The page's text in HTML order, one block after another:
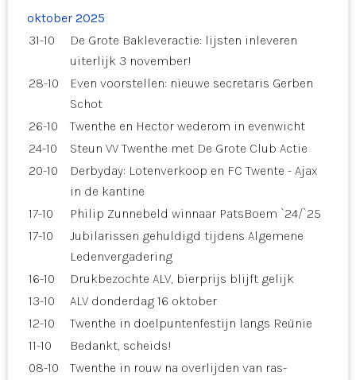
oktober 2025
31-10
De Grote Bakleveractie: lijsten inleveren
uiterlijk 3 november!
28-10
Even voorstellen: nieuwe secretaris Gerben
Schot
26-10
Twenthe en Hector wederom in evenwicht
24-10
Steun VV Twenthe met De Grote Club Actie
20-10
Derbyday: Lotenverkoop en FC Twente - Ajax
in de kantine
17-10
Philip Zunnebeld winnaar PatsBoem `24/`25
17-10
Jubilarissen gehuldigd tijdens Algemene
Ledenvergadering
16-10
Drukbezochte ALV, bierprijs blijft gelijk
13-10
ALV donderdag 16 oktober
12-10
Twenthe in doelpuntenfestijn langs Reünie
11-10
Bedankt, scheids!
08-10
Twenthe in rouw na overlijden van ras-